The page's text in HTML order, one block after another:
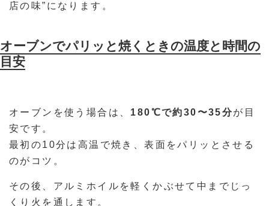
店の味”になります。
オーブンでパリッと焼くときの温度と時間の
目安
オーブンを使う場合は、 180℃で約30〜35分が目
安です。
最初の10分は高温で焼き、表面をパリッとさせる
のがコツ。
その後、アルミホイルを軽くかぶせて中までじっ
くり火を通します。